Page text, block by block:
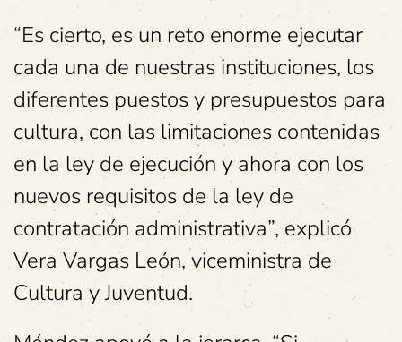
“Es cierto, es un reto enorme ejecutar
cada una de nuestras instituciones, los
diferentes puestos y presupuestos para
cultura, con las limitaciones contenidas
en la ley de ejecución y ahora con los
nuevos requisitos de la ley de
contratación administrativa”, explicó
Vera Vargas León, viceministra de
Cultura y Juventud.